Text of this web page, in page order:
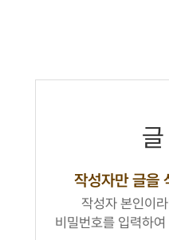
글
작성자만 글을
작성자 본인이
비밀번호를 입력하